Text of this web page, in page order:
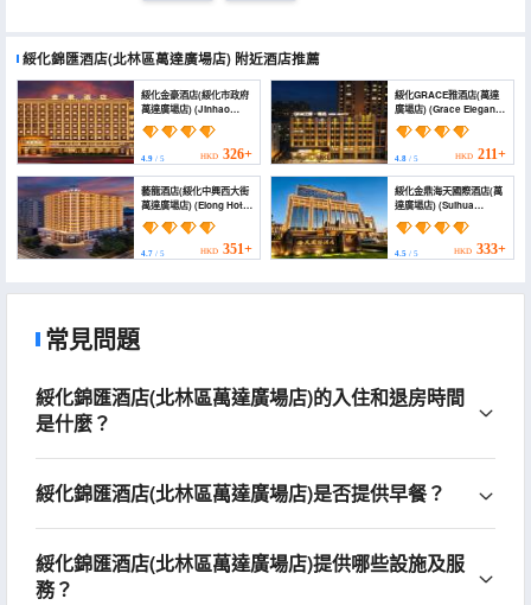
綏化錦匯酒店(北林區萬達廣場店) 附近酒店推薦
綏化金豪酒店(綏化市政府
萬達廣場店) (Jinhao
Hotel Suihua (Municipal
Government & Wanda
4.9 / 5 HKD 326+
綏化GRACE雅酒店(萬達
廣場店) (Grace Elegant
Hotel)
4.8/ 5 HKD 211+
藝龍酒店(綏化中興西大街
萬達廣場店) (Elong Hotel
(Suihua Beilin
ZhongxinDjiejie Wanda
Plaza))
4.7 / 5 HKD 351+
綏化金鼎海天國際酒店(萬
達廣場店) (Suihua
Jinding Haitian
International Hotel)
4.5/ 5 HKD 333+
常見問題
綏化錦匯酒店(北林區萬達廣場店)的入住和退房時間
是什麼？
綏化錦匯酒店(北林區萬達廣場店)是否提供早餐？
綏化錦匯酒店(北林區萬達廣場店)提供哪些設施及服
務？